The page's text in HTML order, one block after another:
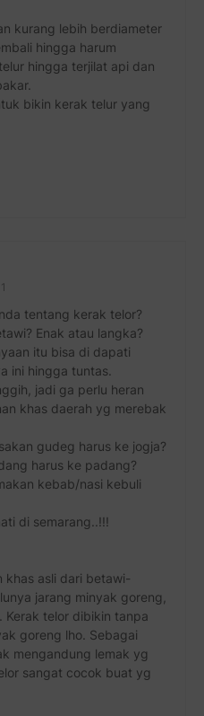
kurang lebih berdiameter
hingga harum
hingga terjilat api dan
bikin kerak telur yang
tentang kerak telor?
Enak atau langka?
itu bisa di dapati
ini hingga tuntas.
jadi ga perlu heran
khas daerah yg merebak
gudeg harus ke jogja?
harus ke padang?
kebab/nasi kebuli
di semarang..!!!
khas asli dari betawi-
jarang minyak goreng,
Kerak telor dibikin tanpa
goreng lho. Sebagai
mengandung lemak yg
sangat cocok buat yg